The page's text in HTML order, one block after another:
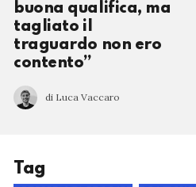
buona qualifica, ma
tagliato il
traguardo non ero
contento”
di Luca Vaccaro
Tag